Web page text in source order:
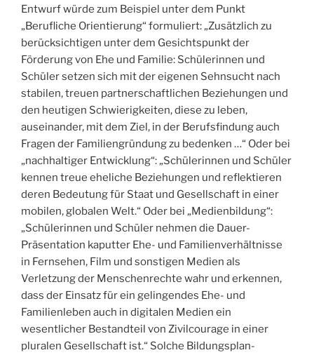
Entwurf würde zum Beispiel unter dem Punkt
„Berufliche Orientierung“ formuliert: „Zusätzlich zu
berücksichtigen unter dem Gesichtspunkt der
Förderung von Ehe und Familie: Schülerinnen und
Schüler setzen sich mit der eigenen Sehnsucht nach
stabilen, treuen partnerschaft­lichen Beziehungen und
den heutigen Schwierigkeiten, diese zu leben,
auseinander, mit dem Ziel, in der Berufsfindung auch
Fragen der Familiengründung zu bedenken …“ Oder bei
„nachhaltiger Entwicklung“: „Schülerinnen und Schüler
kennen treue eheliche Beziehungen und reflektieren
deren Bedeutung für Staat und Gesellschaft in einer
mobilen, globalen Welt.“ Oder bei „Medienbildung“:
„Schülerinnen und Schüler nehmen die Dauer-
Präsentation kaputter Ehe- und Familienverhältnisse
in Fernsehen, Film und sonstigen Medien als
Verletzung der Menschenrechte wahr und erkennen,
dass der Einsatz für ein gelingendes Ehe- und
Familienleben auch in digitalen Medien ein
wesentlicher Bestandteil von Zivilcourage in einer
pluralen Gesellschaft ist.“ Solche Bildungsplan-